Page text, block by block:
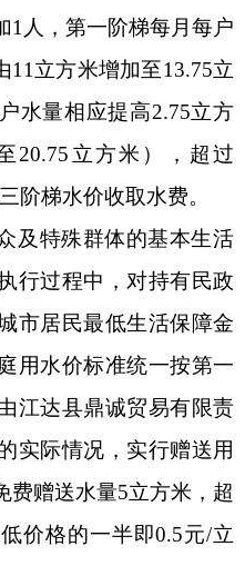
1人，第一阶梯每月每户
11立方米增加至13.75立
水量相应提高2.75立方
20.75立方米），超过
阶梯水价收取水费。
及特殊群体的基本生活
行过程中，对持有民政
市居民最低生活保障金
用水价标准统一按第一
江达县鼎诚贸易有限责
实际情况，实行赠送用
费赠送水量5立方米，超
价格的一半即0.5元/立